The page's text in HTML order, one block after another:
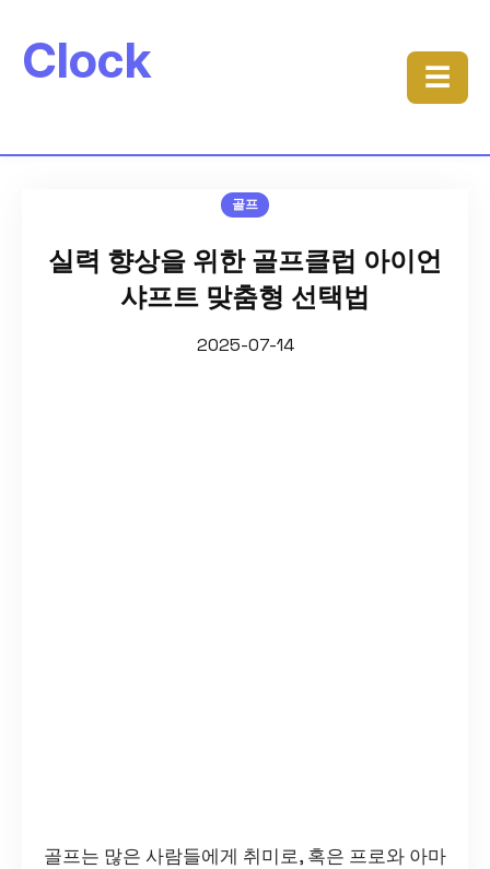
Clock ☰
골프
실력 향상을 위한 골프클럽 아이언
샤프트 맞춤형 선택법
2025-07-14
골프는 많은 사람들에게 취미로, 혹은 프로와 아마